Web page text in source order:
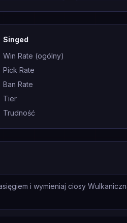
Singed
Win Rate (ogólny)
Pick Rate
Ban Rate
Tier
Trudność
i wymieniaj ciosy